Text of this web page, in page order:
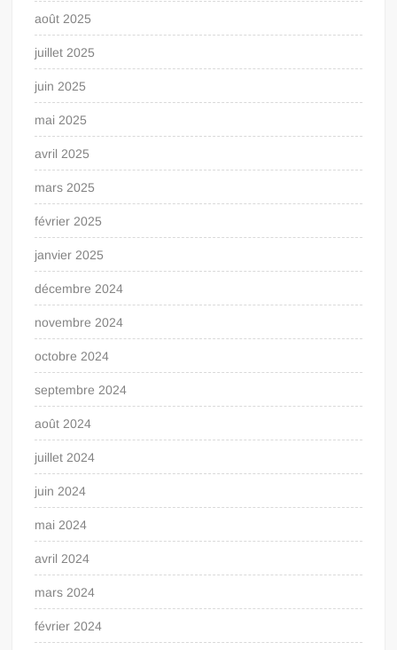
août 2025
juillet 2025
juin 2025
mai 2025
avril 2025
mars 2025
février 2025
janvier 2025
décembre 2024
novembre 2024
octobre 2024
septembre 2024
août 2024
juillet 2024
juin 2024
mai 2024
avril 2024
mars 2024
février 2024